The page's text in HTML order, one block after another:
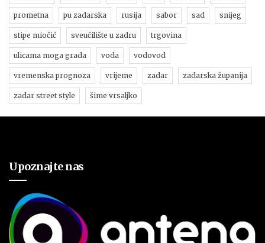
prometna pu zadarska rusija sabor sad snijeg
stipe miočić sveučilište u zadru trgovina
ulicama moga grada voda vodovod
vremenska prognoza vrijeme zadar zadarska županija
zadar street style šime vrsaljko
Upoznajte nas